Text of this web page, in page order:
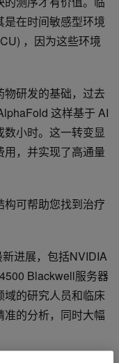
在时间敏感型环境
，因为这些环境
物研发的基础，过去
这样基于 AI
小时。这一转变显
，并实现了高通量
可帮助您找到治疗
进展，包括NVIDIA
Blackwell服务器
域的研究人员和临床
准的分析，同时大幅